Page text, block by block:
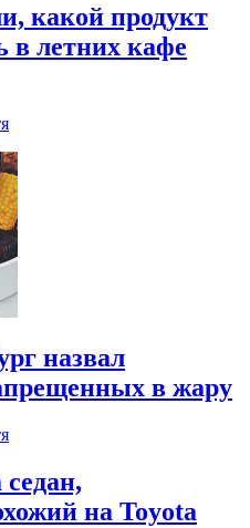
какой продукт
в летних кафе
назвал
в жару
на Toyota